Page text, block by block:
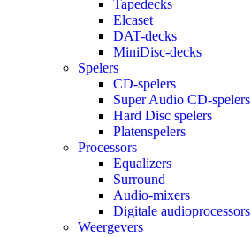
Tapedecks
Elcaset
DAT-decks
MiniDisc-decks
Spelers
CD-spelers
Super Audio CD-spelers
Hard Disc spelers
Platenspelers
Processors
Equalizers
Surround
Audio-mixers
Digitale audioprocessors
Weergevers